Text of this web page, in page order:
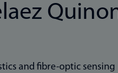
and fibre-optic sensing